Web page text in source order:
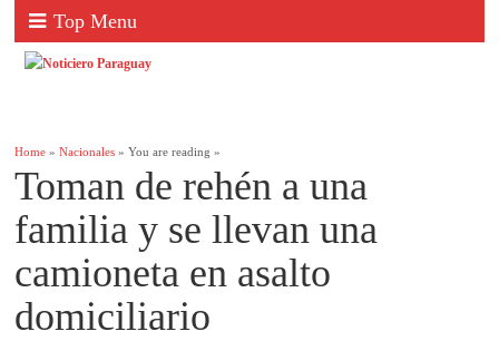
Top Menu
Home »Nacionales » You are reading »
Toman de rehén a una
familia y se llevan una
camioneta en asalto
domiciliario